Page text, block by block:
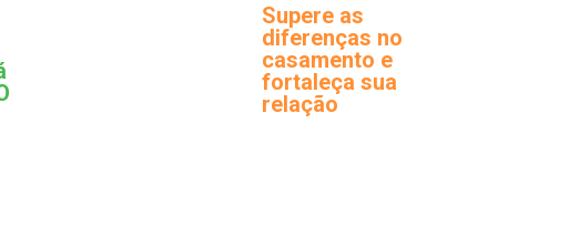
Supere as
diferenças no
casamento e
fortaleça sua
relação